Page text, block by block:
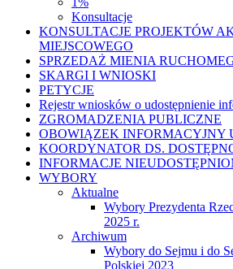
Konsultacje
KONSULTACJE PROJEKTÓW
MIEJSCOWEGO
SPRZEDAŻ MIENIA
SKARGI I WNIOSKI
PETYCJE
Rejestr wniosków o udostępnienie
ZGROMADZENIA PUBLICZNE
OBOWIĄZEK INFORMACYJNY
KOORDYNATOR DS.
INFORMACJE
WYBORY
Aktualne
Wybory Prezydenta
2025 r.
Archiwum
Wybory do Sejmu i do
Polskiej 2023